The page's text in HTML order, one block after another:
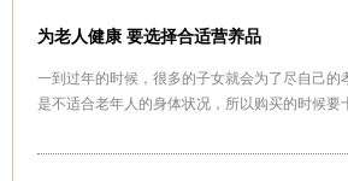
为老人健康 要选择合适营养品
一到过年的时候，很多的子女就会为了尽自己
是不适合老年人的身体状况，所以购买的时候